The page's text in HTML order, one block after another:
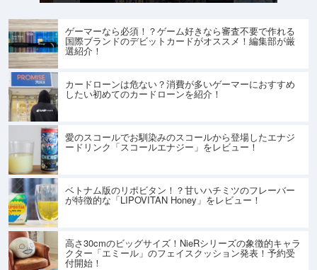
ゲーマーなら必須！？ゲーム好きなら審査不要で作れる
国際ブランドのデビットカードがオススメ！編集部が厳
選紹介！
カードローンは危ない？消費が多いゲーマーにおすすめ
したい初めてのカードローンを紹介！
愛のスコールでお馴染みのスコールから登場したエナジ
ードリンク「スコールエナジー」をレビュー！
ベトナム版のリポビタン！？甘いハチミツのフレーバー
が特徴的な「LIPOVITAN Honey」をレビュー！
高さ30cmのビッグサイズ！NieRシリーズの象徴的キャラ
クター「エミール」のフェイスクッション発表！予約受
付開始！